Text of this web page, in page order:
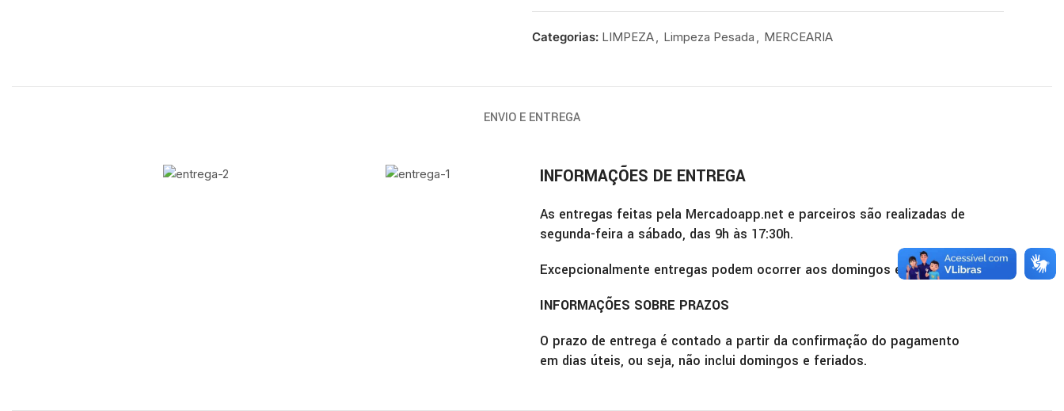
Categorias: LIMPEZA, Limpeza Pesada , MERCEARIA
ENVIO E ENTREGA
INFORMAÇÕES DE ENTREGA
As entregas feitas pela Mercadoapp.net e parceiros são realizadas de
segunda-feira a sábado, das 9h às 17:30h.
Excepcionalmente entregas podem ocorrer aos domingos e feriados.
INFORMAÇÕES SOBRE PRAZOS
O prazo de entrega é contado a partir da confirmação do pagamento
em dias úteis, ou seja, não inclui domingos e feriados.